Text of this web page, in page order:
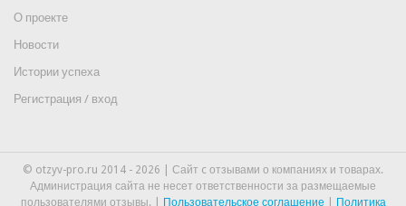
О проекте
Новости
Истории успеха
Регистрация / вход
© otzyv-pro.ru 2014 - 2026 | Сайт c отзывами о компаниях и товарах.
Администрация сайта не несет ответственности за размещаемые
пользователями отзывы. |
Пользовательское соглашение Политика